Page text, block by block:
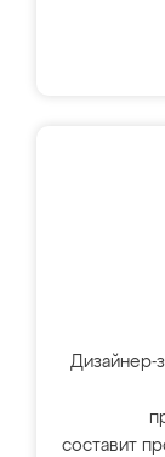
Дизайнер-
составит